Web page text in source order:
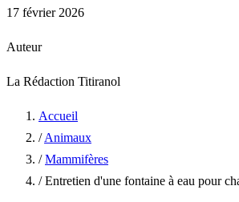
17 février 2026
Auteur
La Rédaction Titiranol
Accueil
/ Animaux
/ Mammifères
/ Entretien d'une fontaine à eau pour